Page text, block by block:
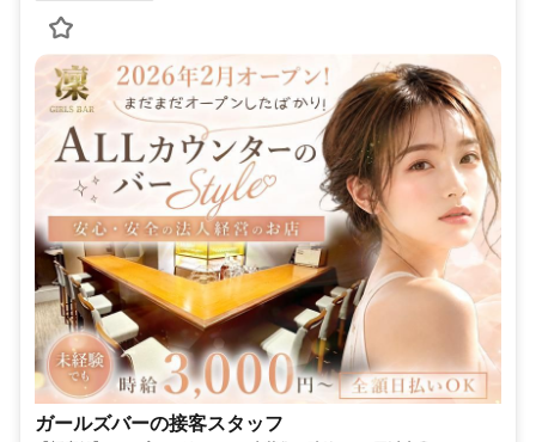
ガールズバーの接客スタッフ